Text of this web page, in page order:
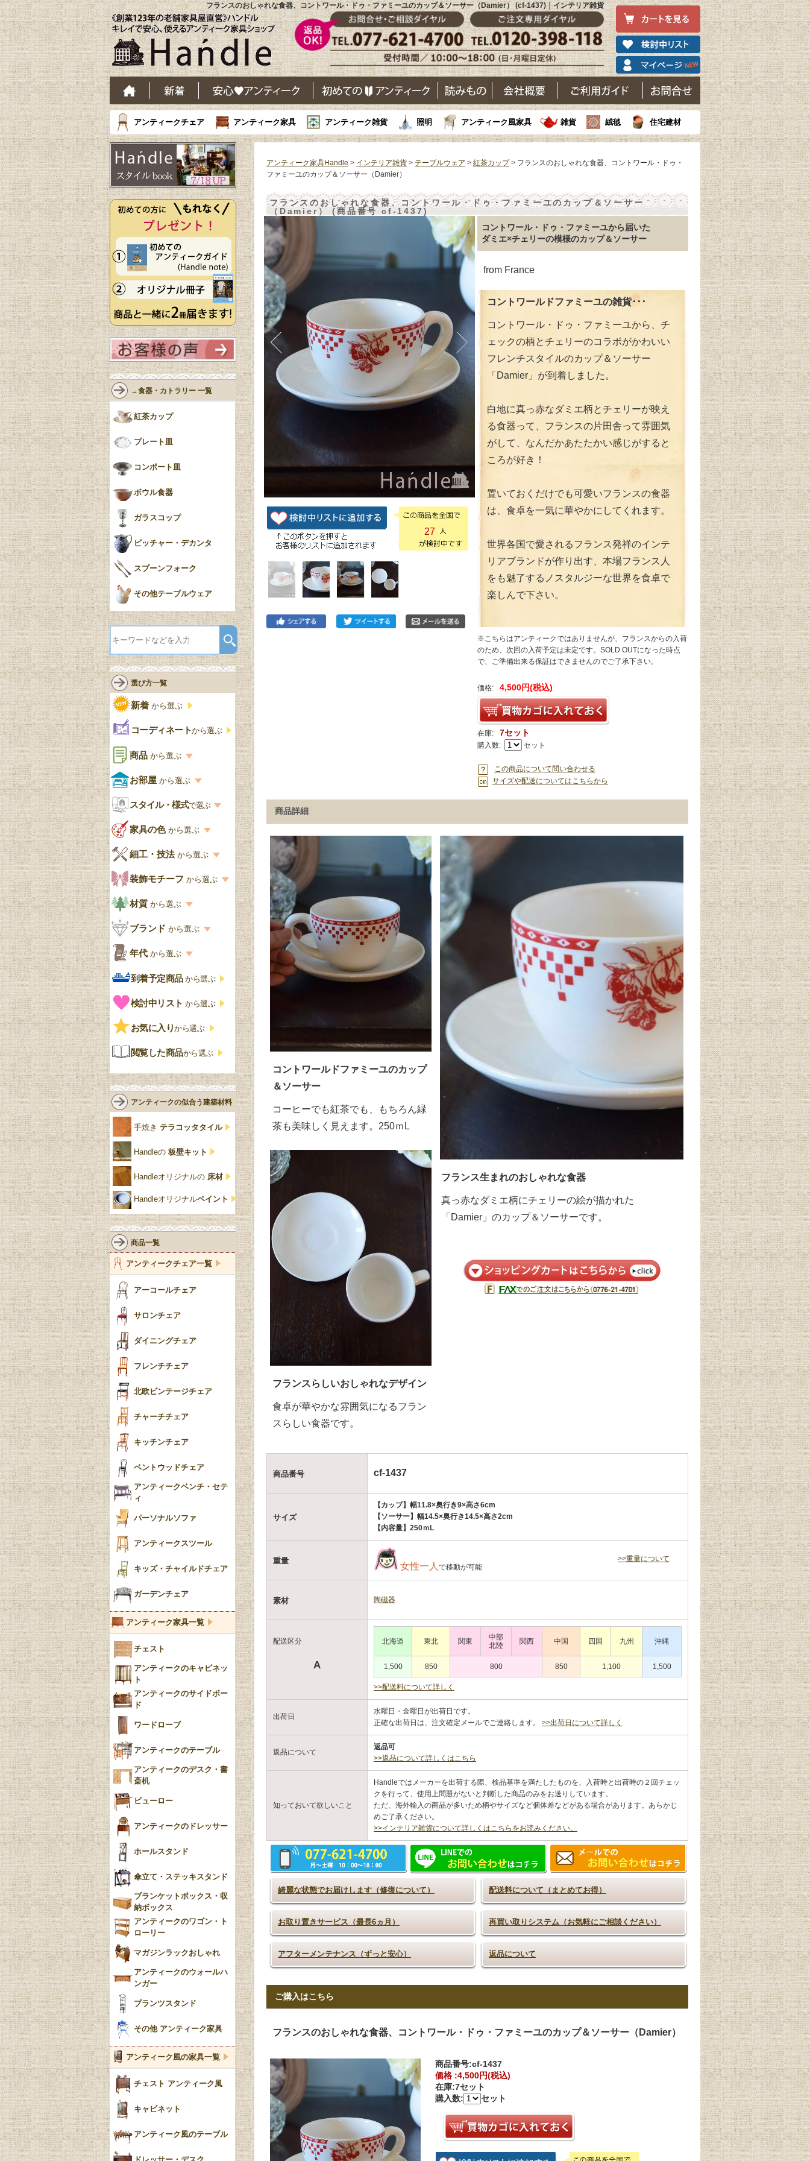
フランスのおしゃれな食器、コントワール・ドゥ・ファミーユのカップ＆ソーサー（Damier） (cf-1437)｜インテリア雑貨
アンティークチェア アンティーク家具 アンティーク雑貨 照明 アンティーク風家具 雑貨 絨毯 住宅建材
アンティーク家具Handle > インテリア雑貨 > テーブルウェア > 紅茶カップ> フランスのおしゃれな食器、コントワール・ドゥ・
ファミーユのカップ＆ソーサー（Damier）
フランスのおしゃれな食器、コントワール・ドゥ・ファミーユのカップ＆ソーサー
（Damier） (商品番号 cf-1437)
27
コントワール・ドゥ・ファミーユから届いた
ダミエ×チェリーの模様のカップ＆ソーサー
from France
コントワールドファミーユの雑貨･･･
コントワール・ドゥ・ファミーユから、チ
ェックの柄とチェリーのコラボがかわいい
フレンチスタイルのカップ＆ソーサー
「Damier」が到着しました。
白地に真っ赤なダミエ柄とチェリーが映え
る食器って、フランスの片田舎って雰囲気
がして、なんだかあたたかい感じがすると
ころが好き！
置いておくだけでも可愛いフランスの食器
は、食卓を一気に華やかにしてくれます。
世界各国で愛されるフランス発祥のインテ
リアブランドが作り出す、本場フランス人
をも魅了するノスタルジーな世界を食卓で
楽しんで下さい。
※こちらはアンティークではありませんが、フランスからの入荷
のため、次回の入荷予定は未定です。SOLD OUTになった時点
で、ご準備出来る保証はできませんのでご了承下さい。
価格: 4,500円(税込)
在庫: 7セット
購入数: セット
この商品について問い合わせる
サイズや配送についてはこちらから
商品詳細
コントワールドファミーユのカップ
＆ソーサー
コーヒーでも紅茶でも、もちろん緑
茶も美味しく見えます。250ｍL
フランスらしいおしゃれなデザイン
食卓が華やかな雰囲気になるフラン
スらしい食器です。
フランス生まれのおしゃれな食器
真っ赤なダミエ柄にチェリーの絵が描かれた
「Damier」のカップ＆ソーサーです。
商品番号 cf-1437
サイズ
【カップ】幅11.8×奥行き9×高さ6cm
【ソーサー】幅14.5×奥行き14.5×高さ2cm
【内容量】250ｍL
重量
女性一人 で移動が可能
>>重量について
素材 陶磁器
配送区分
A
北海道 東北 関東
中部
北陸
関西 中国 四国 九州 沖縄
1,500 850 800 850 1,100 1,500
>>配送料について詳しく
出荷日
水曜日・金曜日が出荷日です。
正確な出荷日は、注文確定メールでご連絡します。 >>出荷日について詳しく
返品について
返品可
>>返品について詳しくはこちら
知っておいて欲しいこと
Handleではメーカーを出荷する際、検品基準を満たしたものを、入荷時と出荷時の２回チェッ
クを行って、使用上問題がないと判断した商品のみをお送りしています。
ただ、海外輸入の商品が多いため柄やサイズなど個体差などがある場合があります。あらかじ
めご了承ください。
>>インテリア雑貨について詳しくはこちらをお読みください。
綺麗な状態でお届けします（修復について）
お取り置きサービス（最長6ヵ月）
アフターメンテナンス（ずっと安心）
配送料について（まとめてお得）
再買い取りシステム（お気軽にご相談ください）
返品について
ご購入はこちら
フランスのおしゃれな食器、コントワール・ドゥ・ファミーユのカップ＆ソーサー（Damier）
商品番号:cf-1437
価格 :4,500円(税込)
在庫:7セット
購入数:
セット
→食器・カトラリー 一覧
紅茶カップ
プレート皿
コンポート皿
ボウル食器
ガラスコップ
ピッチャー・デカンタ
スプーンフォーク
その他テーブルウェア
選び方一覧
新着 から選ぶ
コーディネートから選ぶ
商品 から選ぶ
商品一覧を見る
収納家具
書棚
デスクおしゃれ
食器棚おしゃれ
木製ワゴン
ェア
洋服タンス
チェストおしゃれ
クローゼット
鏡台
花台
仏壇おしゃれ
靴箱収納
スリッパ収納
壁掛け家具
パーテーション・間
仕切り
ガーデンファニチャ
ー
ミラー
花瓶おしゃれ
陶器の人形
キャンドルホルダー
お部屋 から選ぶ
お部屋から選ぶ一覧
リビング
キッチン・ダイニング
スタイル・様式で選ぶ
スタイル一覧
英国アンティーク
英国クラシック
式
エリザベス様式
ジャコビアン
ロココ様式
ミッドセンチュリー
アールデコ
家具の色から選ぶ
家具の色一覧
カスタード色
アップルパイ色
白・ホワイト
黒・ブラック
細工・技法 から選ぶ
細工・技法の一覧
象嵌・マーケットリー
寄木・パーケットリー
装飾モチーフ から選ぶ
模様の一覧
ペディメント
コーニス
グ
ストラップワーク
雷文
ビーディング
リネンフォールド
ルネット
アカンサス
パイクラスト
脚のモチーフ一覧
ターニングレッグ
バルボスレッグ
ボビンターニング
ツイスト
トライポッド
バラスター
陶磁器の模様一覧
イマリ（IMARI）
ブルー＆ホワイト
ブルーウィローパターン
Blue）
YUAN
チンツ
クリノリン
材質 から選ぶ
材質の一覧
オーク材
マホガニー
ローズウッド材
サテンウッド材
ブランド から選ぶ
ブランド一覧
Handleオリジナル
ウィリアムモリス
ロイドルーム
コントワールドファミー
ユ
ジェニファーテイラー
チェスターフィールド
リリパットレーン
アングルポイズ
ウォーカー＆ホール
年代 から選ぶ
年代別の一覧
アンティーク
ビンテージ
到着予定商品から選ぶ
検討中リスト から選ぶ
お気に入りから選ぶ
閲覧した商品から選ぶ
アンティークの似合う建築材料
手焼き テラコッタタイル
Handleの 板壁キット
Handleオリジナルの 床材
Handleオリジナルペイント
商品一覧
アンティークチェア一覧
アーコールチェア
サロンチェア
ダイニングチェア
フレンチチェア
北欧ビンテージチェア
チャーチチェア
キッチンチェア
ベントウッドチェア
アンティークベンチ・セテ
ィ
パーソナルソファ
アンティークスツール
キッズ・チャイルドチェア
ガーデンチェア
アンティーク家具一覧
チェスト
アンティークのキャビネッ
ト
アンティークのサイドボー
ド
ワードローブ
アンティークのテーブル
アンティークのデスク・書
斎机
ビューロー
アンティークのドレッサー
ホールスタンド
傘立て・ステッキスタンド
ブランケットボックス・収
納ボックス
アンティークのワゴン・ト
ローリー
マガジンラックおしゃれ
アンティークのウォールハ
ンガー
プランツスタンド
その他 アンティーク家具
アンティーク風の家具一覧
チェスト アンティーク風
キャビネット
アンティーク風のテーブル